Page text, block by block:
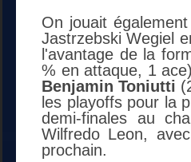
On jouait
Jastrzebski Wegiel
l'avantage de la
% en attaque, 1
Benjamin Toniutti
les playoffs pour la
demi-finales au
Wilfredo Leon,
prochain.